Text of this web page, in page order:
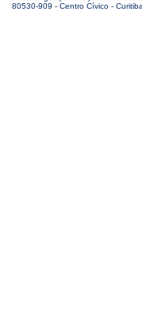
80530-909 - Centro Cívico -